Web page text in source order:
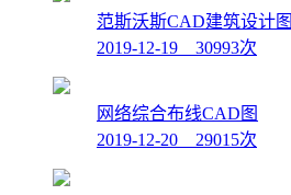
范斯沃斯CAD建筑设计图
2019-12-19 30993次
网络综合布线CAD图
2019-12-20 29015次